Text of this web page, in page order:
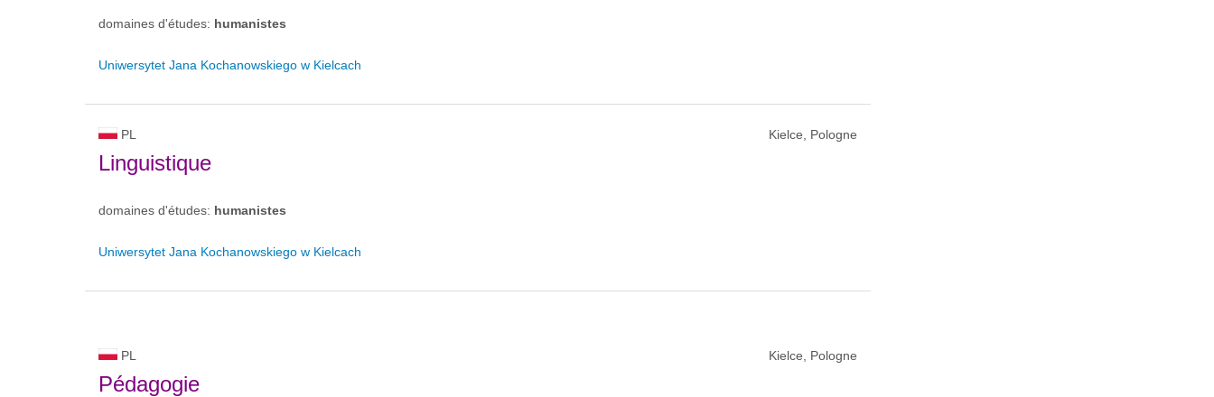
domaines d'études: humanistes
Uniwersytet Jana Kochanowskiego w Kielcach
PL Kielce, Pologne
Linguistique
domaines d'études: humanistes
Uniwersytet Jana Kochanowskiego w Kielcach
PL Kielce, Pologne
Pédagogie